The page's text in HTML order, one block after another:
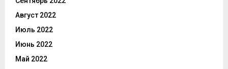
Август 2022
Июль 2022
Июнь 2022
Май 2022